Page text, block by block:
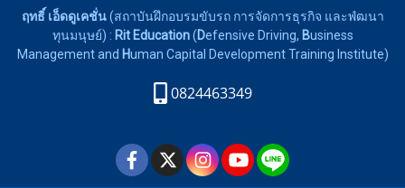
ฤทธิ์ เอ็ดดูเคชั่น(สถาบันฝึกอบรมขับรถ การจัดการธุรกิจ และพํฒนา
ทุนมนุษย์) : Rit Education(Defensive Driving, Business
Management and Human Capital Development Training Institute)
0824463349